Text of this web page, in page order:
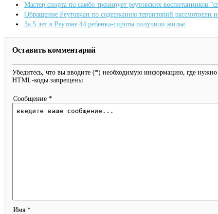
Мастер спорта по самбо тренирует реутовских воспитанников
Обращение Реутовчан по содержанию территорий рассмотрели
За 5 лет в Реутове 44 ребенка-сироты получили жилье
Оставить комментарий
Убедитесь, что вы вводите (*) необходимую информацию, где нужно
HTML-коды запрещены
Сообщение *
Имя *